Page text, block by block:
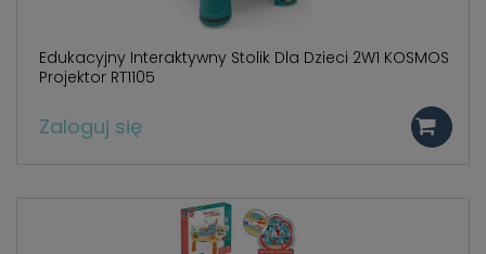
Edukacyjny Interaktywny Stolik Dla Dzieci 2W1 KOSMOS
Projektor RT1105
Zaloguj się